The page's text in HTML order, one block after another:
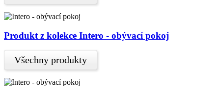
Produkt z kolekce Intero - obývací pokoj
Všechny produkty